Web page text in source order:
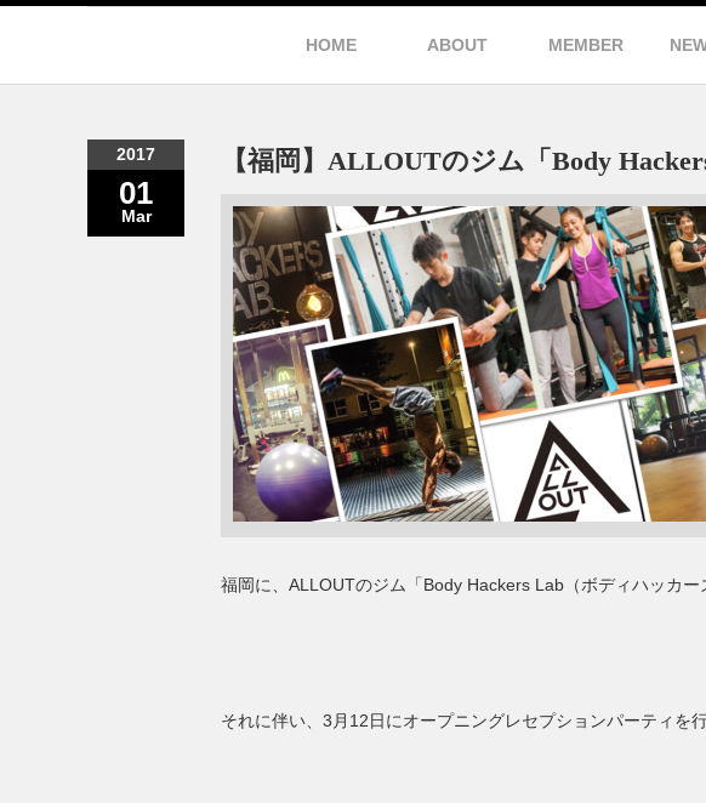
HOME ABOUT MEMBER
2017
01
Mar
【福岡】ALLOUTのジム「Body
福岡に、ALLOUTのジム「Body Hackers Lab（ボディハッカー
それに伴い、3月12日にオープニングレセプションパーティを行